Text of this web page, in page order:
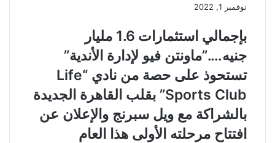
نوفمبر 1, 2022
بإجمالي استثمارات 1.6 مليار
جنيه….”ماونتن فيو لإدارة الأندية”
تستحوذ على حصة من نادي “Life
Sports Club” بقلب القاهرة الجديدة
بالشراكة مع ويل سبرنج والإعلان عن
افتتاح مرحلته الأولى هذا العام